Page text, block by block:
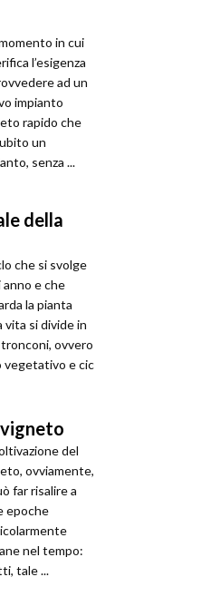
in cui
l’esigenza
ad un
impianto
rapido che
un
senza ...
della
che si svolge
anno e che
la pianta
vita si divide in
ovvero
vegetativo e cic
del
ovviamente,
far risalire a
epoche
nel tempo:
tale ...